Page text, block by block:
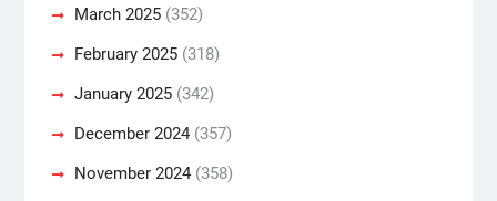
March 2025(352)
February 2025(318)
January 2025(342)
December 2024(357)
November 2024(358)